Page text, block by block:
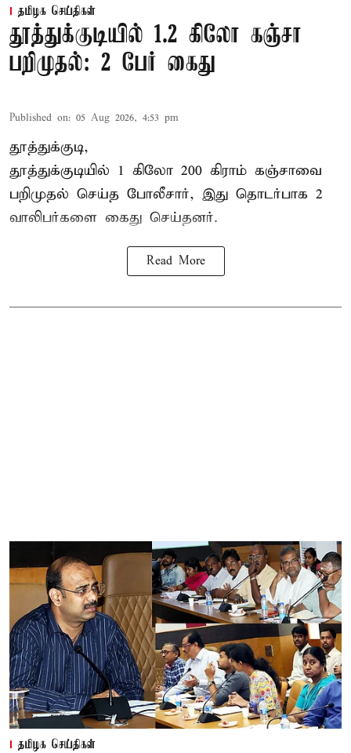
தமிழக செய்திகள்
தூத்துக்குடியில் 1.2 கிலோ கஞ்சா
பறிமுதல்: 2 பேர் கைது
Published on: 05 Aug 2026, 4:53 pm
தூத்துக்குடி,
தூத்துக்குடியில் 1 கிலோ 200 கிராம் கஞ்சாவை
பறிமுதல் செய்த போலீசார், இது தொடர்பாக 2
வாலிபர்களை கைது செய்தனர்.
Read More
தமிழக செய்திகள்